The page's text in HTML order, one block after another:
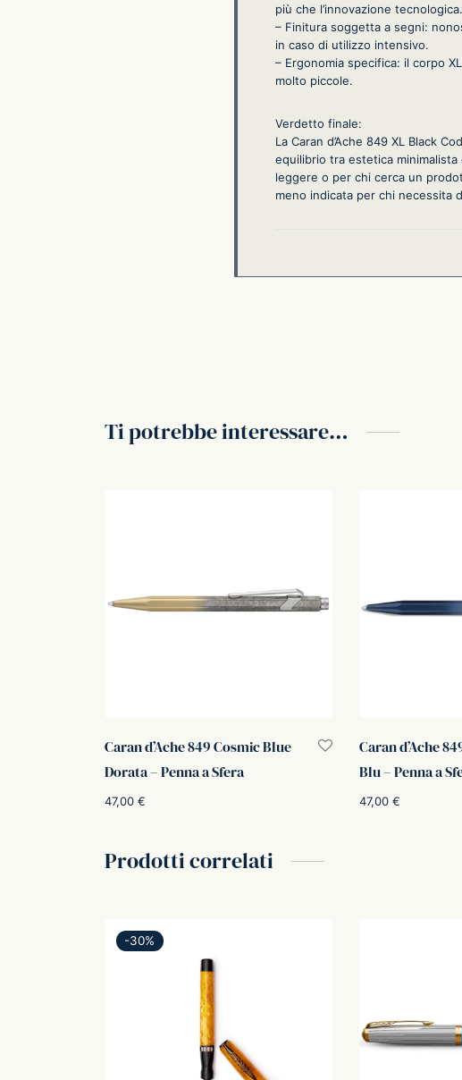
più che l’innovazione tecnologica.
– Finitura soggetta a segni:
in caso di utilizzo intensivo.
– Ergonomia specifica: il corpo
molto piccole.
Verdetto finale:
La Caran d’Ache 849 XL Black
equilibrio tra estetica
leggere o per chi cerca un
meno indicata per chi necessita
Ti potrebbe interessare…
Caran d’Ache 849 Cosmic Blue
Dorata – Penna a Sfera
47,00 €
Caran d’Ache
Blu – Penna a
47,00 €
Prodotti correlati
-30%